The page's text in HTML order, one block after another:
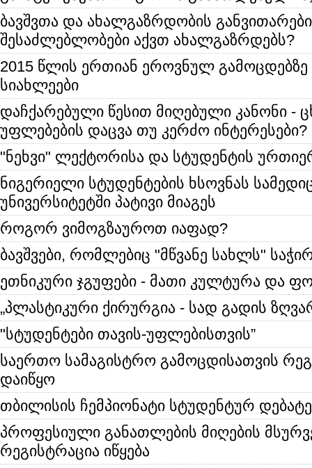
ბავშვთა და ახალგაზრდობის
შესაძლებლობები აქვთ ახალგაზრდებს?
2015 წლის ერთიან ეროვნულ
სიახლეები
დაჩქარებული წესით მიღებული კანონი -
უფლებების დაცვა თუ კერძო ინტერესები?
"ნეხვი" ლექტორისა და სტუდენტის
ნიგერიელი სტუდენტების ხსოვნას
უნივერსიტეტში პატივი მიაგეს
როგორ ვიმოგზაუროთ იაფად?
ბავშვები, რომლებიც "მწვანე სახლს"
ეთნიკური ჯგუფები - მათი კულტურა და
„პლასტიკური ქირურგია - სად გადის
"სტუდენტები თავის-უფლებისთვის”
საერთო სამაგისტრო გამოცდისათვის
დაიწყო
თბილისის ჩემპიონატი სტუდენტურ
პროფესიული განათლების მიღების
რეგისტრაცია იწყება